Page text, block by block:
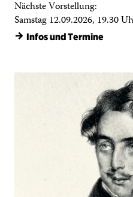
Mundartseptember